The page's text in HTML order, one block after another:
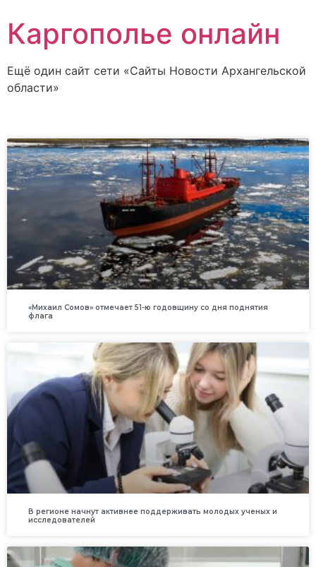
Каргополье онлайн
Ещё один сайт сети «Сайты Новости Архангельской
области»
«Михаил Сомов» отмечает 51-ю годовщину со дня поднятия
флага
В регионе начнут активнее поддерживать молодых ученых и
исследователей